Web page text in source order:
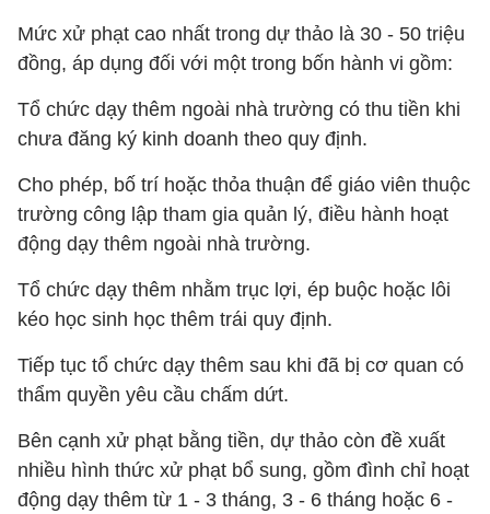
Mức xử phạt cao nhất trong dự thảo là 30 - 50 triệu
đồng, áp dụng đối với một trong bốn hành vi gồm:
Tổ chức dạy thêm ngoài nhà trường có thu tiền khi
chưa đăng ký kinh doanh theo quy định.
Cho phép, bố trí hoặc thỏa thuận để giáo viên thuộc
trường công lập tham gia quản lý, điều hành hoạt
động dạy thêm ngoài nhà trường.
Tổ chức dạy thêm nhằm trục lợi, ép buộc hoặc lôi
kéo học sinh học thêm trái quy định.
Tiếp tục tổ chức dạy thêm sau khi đã bị cơ quan có
thẩm quyền yêu cầu chấm dứt.
Bên cạnh xử phạt bằng tiền, dự thảo còn đề xuất
nhiều hình thức xử phạt bổ sung, gồm đình chỉ hoạt
động dạy thêm từ 1 - 3 tháng, 3 - 6 tháng hoặc 6 -